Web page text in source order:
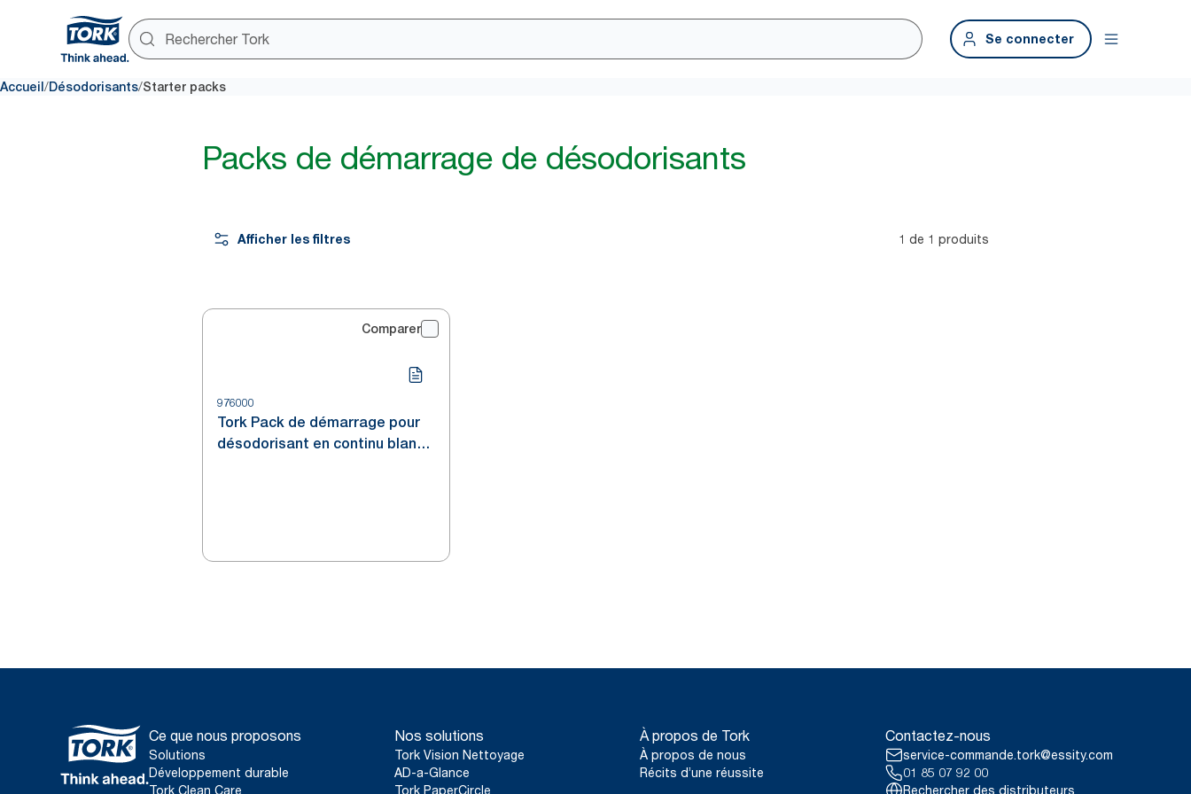
Se connecter
Accueil /Désodorisants/Starter packs
Packs de démarrage de désodorisants
Afficher les filtres 1 de 1 produits
Comparer
976000
Tork Pack de démarrage pour
désodorisant en continu blanc
Ce que nous proposons
Solutions
Développement durable
Tork Clean Care
Nos solutions
Tork Vision Nettoyage
AD-a-Glance
Tork PaperCircle
À propos de Tork
À propos de nous
Récits d’une réussite
Contactez-nous
service-commande.tork@essity.com
01 85 07 92 00
Rechercher des distributeurs